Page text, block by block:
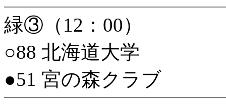
緑③（12：00）
○88 北海道大学
●51 宮の森クラブ